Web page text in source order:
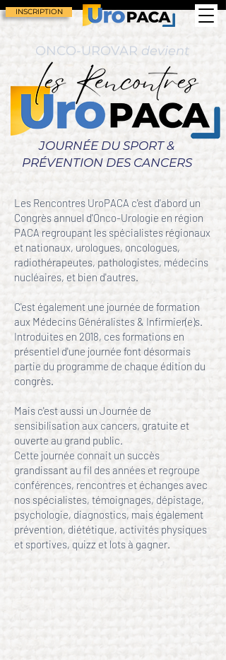
INSCRIPTION
JOURNÉE DU SPORT &
PRÉVENTION DES CANCERS
ONCO-UROVAR devient
Les Rencontres UroPACA c'est d'abord un
Congrès annuel d'Onco-Urologie en région
PACA regroupant les spécialistes régionaux
et nationaux, urologues, oncologues,
radiothérapeutes, pathologistes, médecins
nucléaires, et bien d'autres.
C'est également une journée de formation
aux Médecins Généralistes & Infirmier(e)s.
Introduites en 2018, ces formations en
présentiel d'une journée font désormais
partie du programme de chaque édition du
congrès.
Mais c'est aussi un Journée de
sensibilisation aux cancers, gratuite et
ouverte au grand public.
Cette journée connait un succès
grandissant au fil des années et regroupe
conférences, rencontres et échanges avec
nos spécialistes, témoignages, dépistage,
psychologie, diagnostics, mais également
prévention, diététique, activités physiques
et sportives, quizz et lots à gagner.